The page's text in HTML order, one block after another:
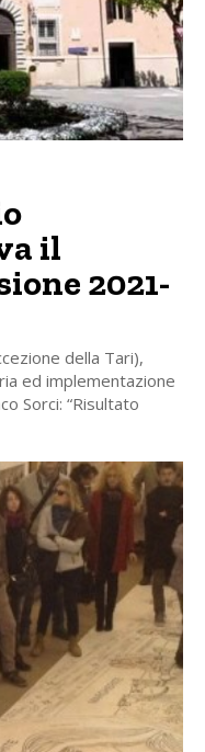
il
2021-
della Tari),
ed implementazione
Sorci: “Risultato